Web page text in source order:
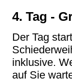
4. Tag -
Der Tag
inklusive.
auf Sie